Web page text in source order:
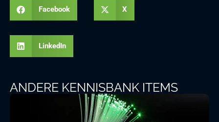
Facebook X
LinkedIn
ANDERE KENNISBANK ITEMS